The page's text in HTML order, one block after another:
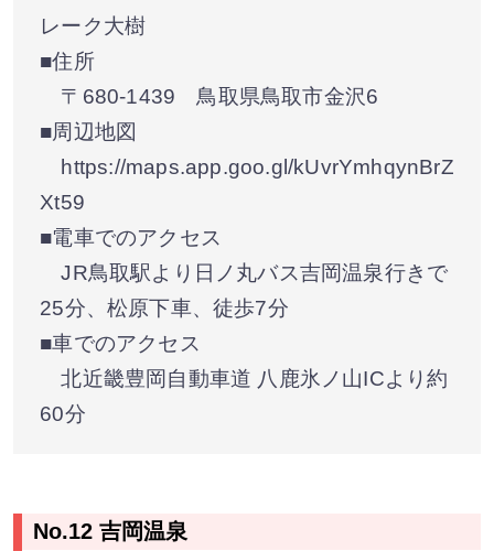
レーク大樹
■住所
〒680-1439 鳥取県鳥取市金沢6
■周辺地図
https://maps.app.goo.gl/kUvrYmhqynBrZ
Xt59
■電車でのアクセス
JR鳥取駅より日ノ丸バス吉岡温泉行きで
25分、松原下車、徒歩7分
■車でのアクセス
北近畿豊岡自動車道 八鹿氷ノ山ICより約
60分
No.12 吉岡温泉